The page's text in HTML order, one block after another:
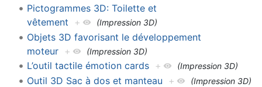
Pictogrammes 3D: Toilette et
vêtement + (Impression 3D)
Objets 3D favorisant le développement
moteur + (Impression 3D)
L’outil tactile émotion cards + (Impression 3D)
Outil 3D Sac à dos et manteau + (Impression 3D)